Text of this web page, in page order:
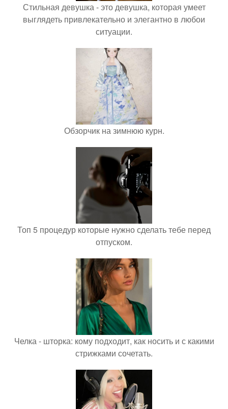
Стильная девушка - это девушка, которая умеет
выглядеть привлекательно и элегантно в любои
ситуации.
Обзорчик на зимнюю курн.
Топ 5 процедур которые нужно сделать тебе перед
отпуском.
Челка - шторка: кому подходит, как носить и с какими
стрижками сочетать.